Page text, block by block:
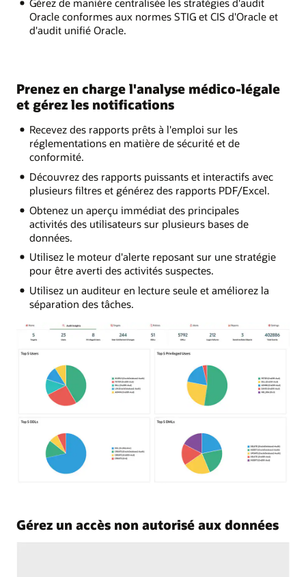
Gérez de manière centralisée les stratégies d'audit
Oracle conformes aux normes STIG et CIS d'Oracle et
d'audit unifié Oracle.
Prenez en charge l'analyse médico-légale
et gérez les notifications
Recevez des rapports prêts à l'emploi sur les
réglementations en matière de sécurité et de
conformité.
Découvrez des rapports puissants et interactifs avec
plusieurs filtres et générez des rapports PDF/Excel.
Obtenez un aperçu immédiat des principales
activités des utilisateurs sur plusieurs bases de
données.
Utilisez le moteur d'alerte reposant sur une stratégie
pour être averti des activités suspectes.
Utilisez un auditeur en lecture seule et améliorez la
séparation des tâches.
Gérez un accès non autorisé aux données